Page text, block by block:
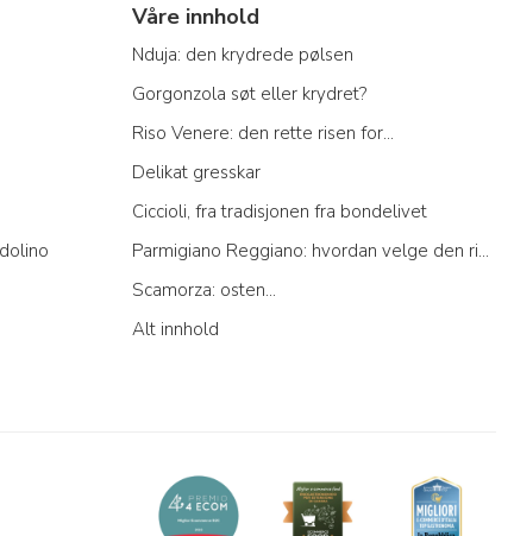
Våre innhold
Nduja: den krydrede pølsen
Gorgonzola søt eller krydret?
Riso Venere: den rette risen for...
Delikat gresskar
Ciccioli, fra tradisjonen fra bondelivet
Parmigiano Reggiano: hvordan velge den riktige
Scamorza: osten...
Alt innhold